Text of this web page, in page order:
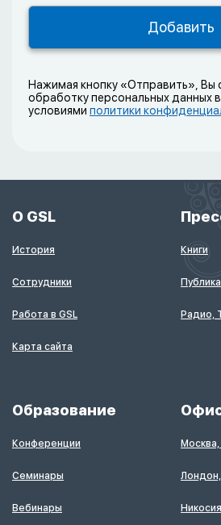
Нажимая кнопку «Отправить», Вы
обработку персональных данных
условиями политики
О GSL
История
Сотрудники
Работа в GSL
Карта сайта
Книги
Радио,
Образование
Конференции
Семинары
Вебинары
Москва,